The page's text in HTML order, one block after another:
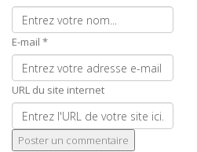
E-mail *
URL du site internet